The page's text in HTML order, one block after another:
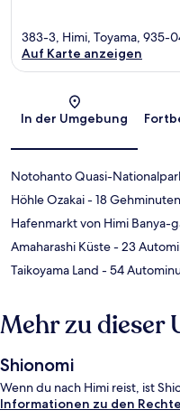
383-3, Himi, Toyama, 935-
Auf Karte anzeigen
In der Umgebung
Notohanto Quasi-
Höhle Ozakai- 18 Gehminuten
Hafenmarkt von Himi Banya-
Amaharashi Küste- 23
Taikoyama Land - 54
Mehr zu dieser
Shionomi
Wenn du nach Himi reist, ist
Informationen zu den